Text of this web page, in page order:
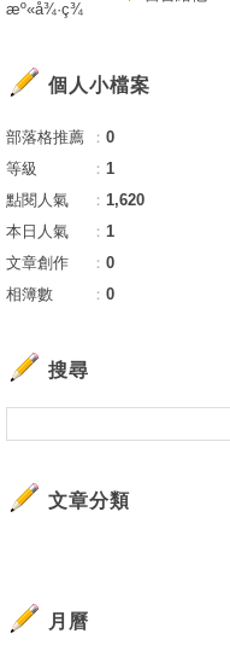
æº«å¾·ç¾
個人小檔案
部落格推薦 ： 0
等級
： 1
點閱人氣
： 1,620
本日人氣
： 1
文章創作
： 0
相簿數
： 0
搜尋
文章分類
月曆